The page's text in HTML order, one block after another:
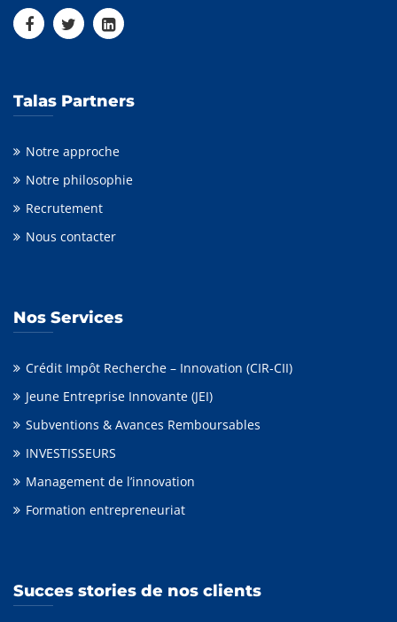
Talas Partners
Notre approche
Notre philosophie
Recrutement
Nous contacter
Nos Services
Crédit Impôt Recherche – Innovation (CIR-CII)
Jeune Entreprise Innovante (JEI)
Subventions & Avances Remboursables
INVESTISSEURS
Management de l’innovation
Formation entrepreneuriat
Succes stories de nos clients